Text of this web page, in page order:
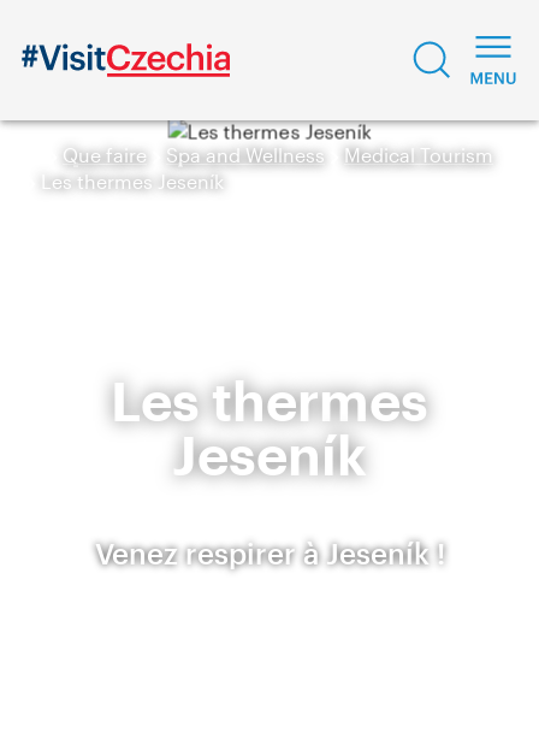
Que faire Spa and Wellness
Medical Tourism
Les thermes Jeseník
Les thermes
Jeseník
Venez respirer à Jeseník !